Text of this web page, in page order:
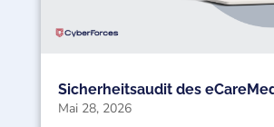
Sicherheitsaudit des
Mai 28, 2026